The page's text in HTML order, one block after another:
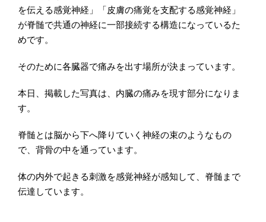
を伝える感覚神経」「皮膚の痛覚を支配する感覚神経」
が脊髄で共通の神経に一部接続する構造になっているた
めです。
そのために各臓器で痛みを出す場所が決まっています。
本日、掲載した写真は、内臓の痛みを現す部分になりま
す。
脊髄とは脳から下へ降りていく神経の束のようなもの
で、背骨の中を通っています。
体の内外で起きる刺激を感覚神経が感知して、脊髄まで
伝達しています。